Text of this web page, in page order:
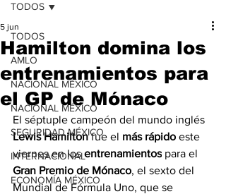
TODOS
AMLO
NACIONAL MÉXICO
NACIONAL MÉXICO
SEGURIDAD MÉXICO
INTERNACIONAL
ECONOMÍA MÉXICO
TODOS
Hamilton domina los
entrenamientos para
el GP de Mónaco
5 jun
El séptuple campeón del mundo inglés
Lewis Hamilton fue el más rápido este
viernes en los entrenamientos para el
Gran Premio de Mónaco, el sexto del
Mundial de Fórmula Uno, que se